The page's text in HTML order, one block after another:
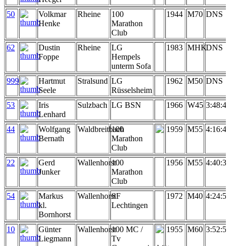
50
Volkmar
Henke
Rheine
100
Marathon
Club
1944 M70 DNS
62
Dustin
Foppe
Rheine
LG
Hempels
unterm Sofa
1983 MHKDNS
999
Hartmut
Seele
Stralsund LG
Rüsselsheim
1962 M50 DNS
53
Iris
Lenhard
Sulzbach LG BSN 1966 W45 3:48:46
44
Wolfgang
Bernath
Waldbreitbach
100
Marathon
Club
1959 M55 4:16:42
22
Gerd
Junker
Wallenhorst100
Marathon
Club
1956 M55 4:40:34
54
Markus
kl.
Bornhorst
WallenhorstSF
Lechtingen
1972 M40 4:24:50
10
Günter
Liegmann
Wallenhorst100 MC /
Tv
1955 M60 3:52:53